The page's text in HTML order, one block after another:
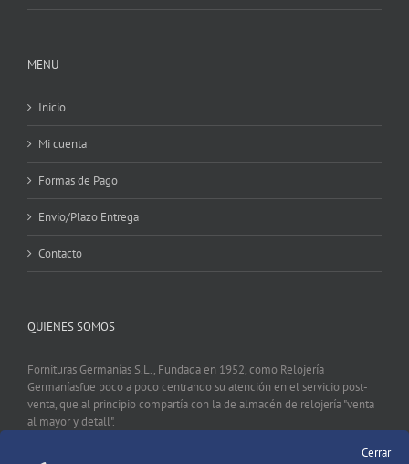
MENU
Inicio
Mi cuenta
Formas de Pago
Envio/Plazo Entrega
Contacto
QUIENES SOMOS
Fornituras Germanías S.L., Fundada en 1952, como Relojería
Germaníasfue poco a poco centrando su atención en el servicio post-
venta, que al principio compartía con la de almacén de relojería "venta
al mayor y detall".
Cerrar